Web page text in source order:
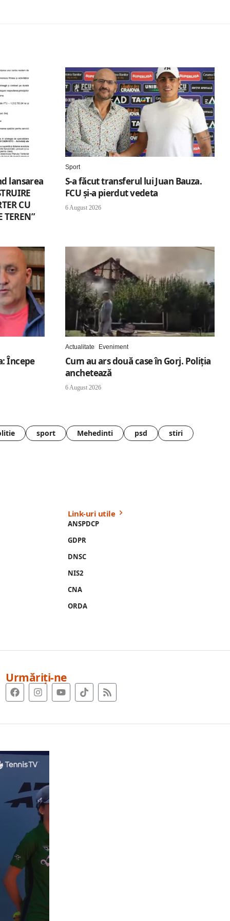
lansarea
CU
TEREN”
Sport
S-a făcut transferul lui Juan Bauza.
FCU și-a pierdut vedeta
6 August 2026
Începe
Actualitate Eveniment
Cum au ars două case în Gorj. Poliția
anchetează
6 August 2026
sport Mehedinti psd stiri
Link-uri utile
ANSPDCP
GDPR
DNSC
NIS2
CNA
ORDA
Urmăriți-ne